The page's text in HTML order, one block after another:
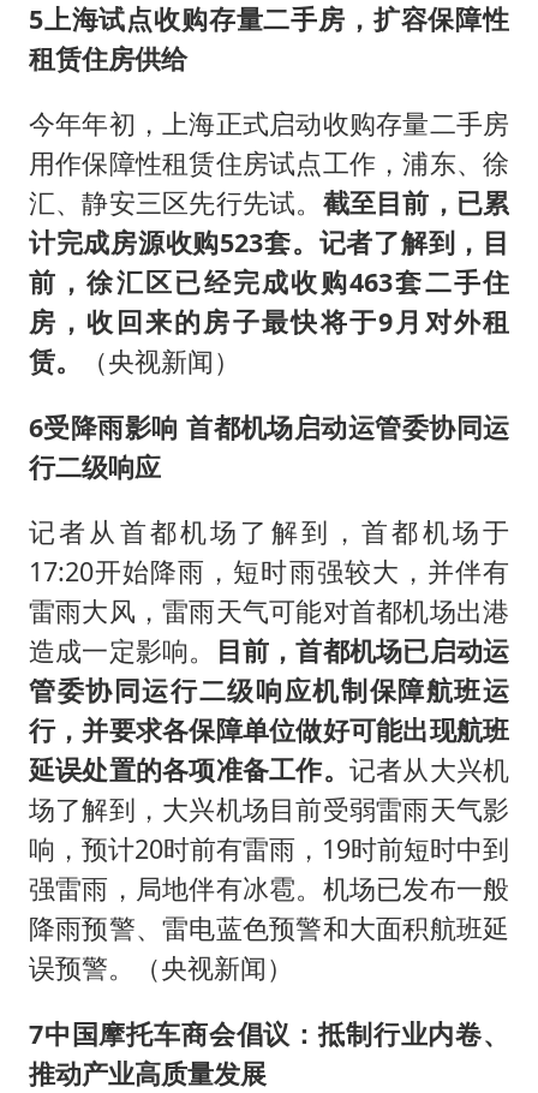
5上海试点收购存量二手房，扩容保障性
租赁住房供给
今年年初，上海正式启动收购存量二手房
用作保障性租赁住房试点工作，浦东、徐
汇、静安三区先行先试。 截至目前，已累
计完成房源收购523套。记者了解到，目
前，徐汇区已经完成收购463套二手住
房，收回来的房子最快将于9月对外租
赁。
（央视新闻）
6受降雨影响 首都机场启动运管委协同运
行二级响应
记者从首都机场了解到，首都机场于
17:20开始降雨，短时雨强较大，并伴有
雷雨大风，雷雨天气可能对首都机场出港
造成一定影响。
目前，首都机场已启动运
管委协同运行二级响应机制保障航班运
行，并要求各保障单位做好可能出现航班
延误处置的各项准备工作。 记者从大兴机
场了解到，大兴机场目前受弱雷雨天气影
响，预计20时前有雷雨，19时前短时中到
强雷雨，局地伴有冰雹。机场已发布一般
降雨预警、雷电蓝色预警和大面积航班延
误预警。（央视新闻）
7中国摩托车商会倡议：抵制行业内卷、
推动产业高质量发展